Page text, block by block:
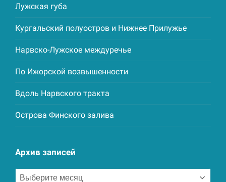
Лужская губа
Кургальский полуостров и Нижнее Прилужье
Нарвско-Лужское междуречье
По Ижорской возвышенности
Вдоль Нарвского тракта
Острова Финского залива
Архив записей
Архив